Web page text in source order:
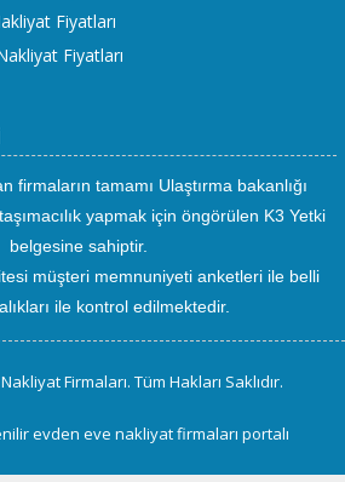
Fiyatları
Fiyatları
firmaların tamamı Ulaştırma bakanlığı
yapmak için öngörülen K3 Yetki
belgesine sahiptir.
müşteri memnuniyeti anketleri ile belli
ile kontrol edilmektedir.
Firmaları. Tüm Hakları Saklıdır.
evden eve nakliyat firmaları portalı